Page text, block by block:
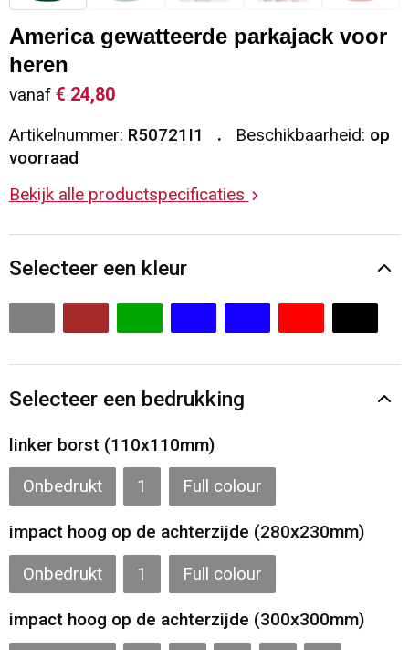
Sleutelhangers en Lanyards
Snoepgoed
Spellen voor binnen en buiten
Vrije tijd en Strand
Themapakketten
Vesten
Gilets
Blazers
Restauranttextiel
Reflecterende vesten
Hoofdbescherming
Gehoorbescherming
Caps, Hoeden en Mutsen
America gewatteerde parkajack voor
heren
vanaf € 24,80
Artikelnummer: R50721I1 Beschikbaarheid: op
voorraad
Bekijk alle productspecificaties
Selecteer een kleur
Selecteer een bedrukking
linker borst (110x110mm)
Onbedrukt 1 Full colour
impact hoog op de achterzijde (280x230mm)
Onbedrukt 1 Full colour
impact hoog op de achterzijde (300x300mm)